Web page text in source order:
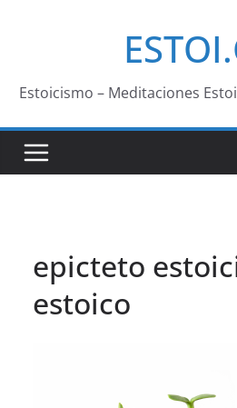
Estoicismo – Meditaciones
epicteto
estoico